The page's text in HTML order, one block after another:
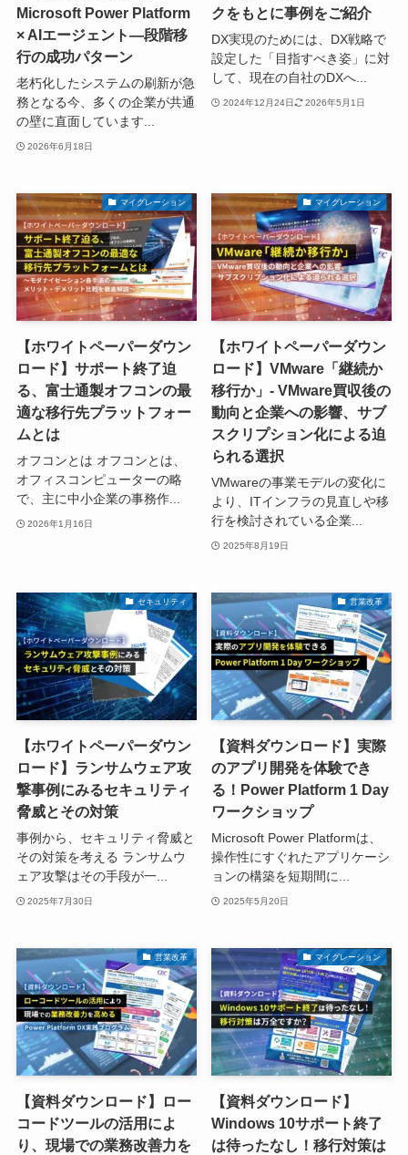
Microsoft Power Platform
× AIエージェント―段階移
行の成功パターン
老朽化したシステムの刷新が急
務となる今、多くの企業が共通
の壁に直面しています...
2026年6月18日
クをもとに事例をご紹介
DX実現のためには、DX戦略で
設定した「目指すべき姿」に対
して、現在の自社のDXへ...
2024年12月24日 2026年5月1日
マイグレーション
【ホワイトペーパーダウン
ロード】サポート終了迫
る、富士通製オフコンの最
適な移行先プラットフォー
ムとは
オフコンとは オフコンとは、
オフィスコンピューターの略
で、主に中小企業の事務作...
2026年1月16日
マイグレーション
【ホワイトペーパーダウン
ロード】VMware「継続か
移行か」- VMware買収後の
動向と企業への影響、サブ
スクリプション化による迫
られる選択
VMwareの事業モデルの変化に
より、ITインフラの見直しや移
行を検討されている企業...
2025年8月19日
セキュリティ
【ホワイトペーパーダウン
ロード】ランサムウェア攻
撃事例にみるセキュリティ
脅威とその対策
事例から、セキュリティ脅威と
その対策を考える ランサムウ
ェア攻撃はその手段が一...
2025年7月30日
営業改革
【資料ダウンロード】実際
のアプリ開発を体験でき
る！Power Platform 1 Day
ワークショップ
Microsoft Power Platformは、
操作性にすぐれたアプリケーシ
ョンの構築を短期間に...
2025年5月20日
営業改革
【資料ダウンロード】ロー
コードツールの活用によ
り、現場での業務改善力を
マイグレーション
【資料ダウンロード】
Windows 10サポート終了
は待ったなし！移行対策は